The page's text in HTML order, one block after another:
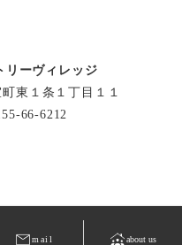
リーヴィレッジ
東１条１丁目１１
66-6212
mail about us